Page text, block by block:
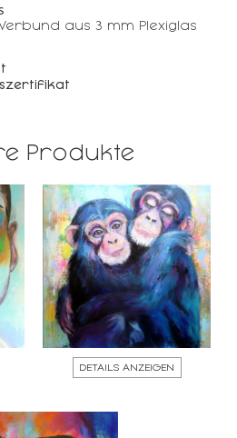
aus 3 mm Plexiglas
Produkte
DETAILS ANZEIGEN